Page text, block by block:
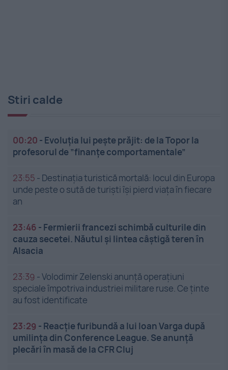
Stiri calde
00:20 - Evoluția lui pește prăjit: de la Topor la
profesorul de ”finanțe comportamentale”
23:55 - Destinația turistică mortală: locul din Europa
unde peste o sută de turiști își pierd viața în fiecare
an
23:46 - Fermierii francezi schimbă culturile din
cauza secetei. Năutul și lintea câștigă teren în
Alsacia
23:39 -Volodimir Zelenski anunță operațiuni
speciale împotriva industriei militare ruse. Ce ținte
au fost identificate
23:29 - Reacție furibundă a lui Ioan Varga după
umilința din Conference League. Se anunță
plecări în masă de la CFR Cluj